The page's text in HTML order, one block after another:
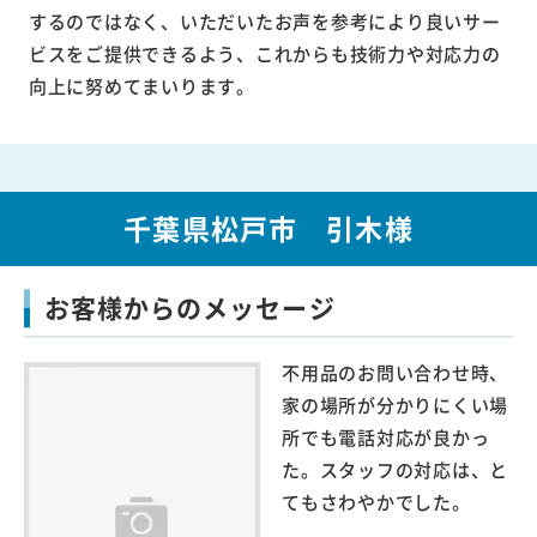
するのではなく、いただいたお声を参考により良いサー
ビスをご提供できるよう、これからも技術力や対応力の
向上に努めてまいります。
千葉県松戸市 引木様
お客様からのメッセージ
不用品のお問い合わせ時、
家の場所が分かりにくい場
所でも電話対応が良かっ
た。スタッフの対応は、と
てもさわやかでした。